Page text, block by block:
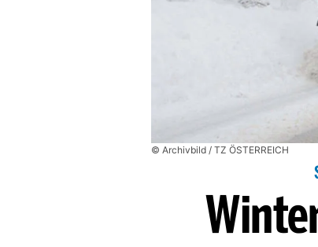
© Archivbild / TZ ÖSTERREICH